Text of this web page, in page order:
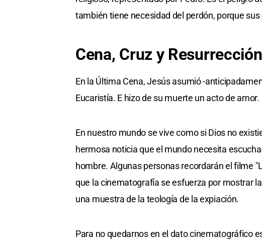
también tiene necesidad del perdón, porque
Cena, Cruz y Resurrección
En la Última Cena, Jesús asumió -
Eucaristía. E hizo de su muerte un acto de amor.
En nuestro mundo se vive como si Dios no
hermosa noticia que el mundo necesita
hombre. Algunas personas recordarán el filme
que la cinematografía se esfuerza por mostrar
una muestra de la teología de la expiación.
Para no quedarnos en el dato cinematográfico